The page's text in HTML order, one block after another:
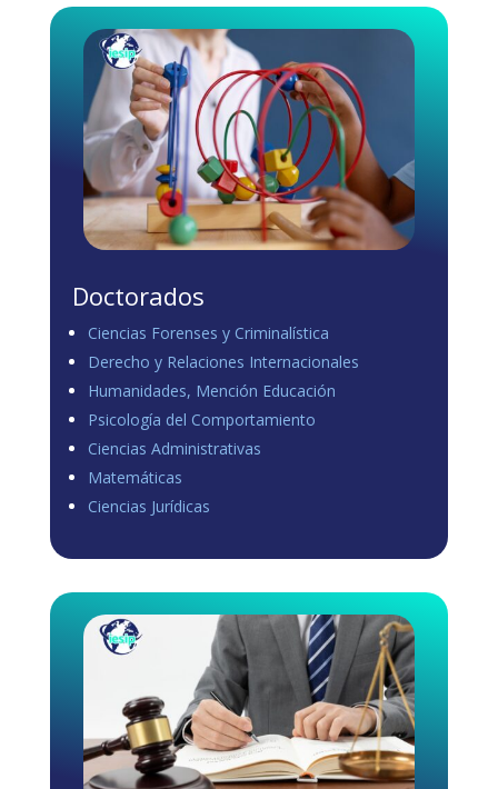
Load more
Doctorados
Ciencias Forenses y Criminalística
Derecho y Relaciones Internacionales
Humanidades, Mención Educación
Psicología del Comportamiento
Ciencias Administrativas
Matemáticas
Ciencias Jurídicas